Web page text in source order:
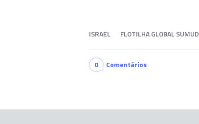
ISRAEL FLOTILHA GLOBAL SUMUD
0 Comentários